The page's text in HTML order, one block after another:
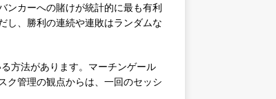
ンカーへの賭けが統計的に最も有利
し、勝利の連続や連敗はランダムな
方法があります。マーチンゲール
ク管理の観点からは、一回のセッシ